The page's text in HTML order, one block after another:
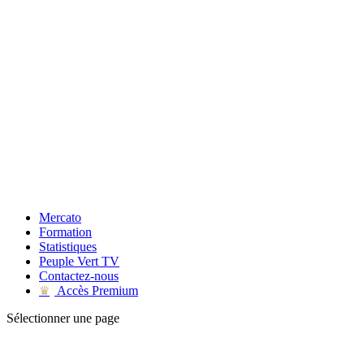
Mercato
Formation
Statistiques
Peuple Vert TV
Contactez-nous
♛
Accès Premium
Sélectionner une page